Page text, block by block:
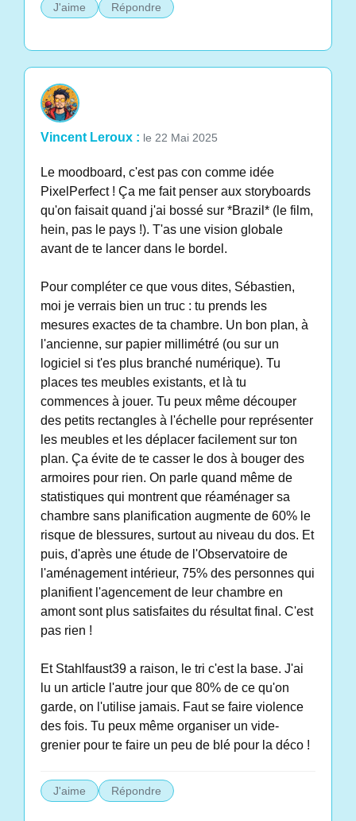
J'aime Répondre
Vincent Leroux : le 22 Mai 2025
Le moodboard, c'est pas con comme idée
PixelPerfect ! Ça me fait penser aux storyboards
qu'on faisait quand j'ai bossé sur *Brazil* (le film,
hein, pas le pays !). T'as une vision globale
avant de te lancer dans le bordel.
Pour compléter ce que vous dites, Sébastien,
moi je verrais bien un truc : tu prends les
mesures exactes de ta chambre. Un bon plan, à
l'ancienne, sur papier millimétré (ou sur un
logiciel si t'es plus branché numérique). Tu
places tes meubles existants, et là tu
commences à jouer. Tu peux même découper
des petits rectangles à l'échelle pour représenter
les meubles et les déplacer facilement sur ton
plan. Ça évite de te casser le dos à bouger des
armoires pour rien. On parle quand même de
statistiques qui montrent que réaménager sa
chambre sans planification augmente de 60% le
risque de blessures, surtout au niveau du dos. Et
puis, d'après une étude de l'Observatoire de
l'aménagement intérieur, 75% des personnes qui
planifient l'agencement de leur chambre en
amont sont plus satisfaites du résultat final. C'est
pas rien !
Et Stahlfaust39 a raison, le tri c'est la base. J'ai
lu un article l'autre jour que 80% de ce qu'on
garde, on l'utilise jamais. Faut se faire violence
des fois. Tu peux même organiser un vide-
grenier pour te faire un peu de blé pour la déco !
J'aime Répondre